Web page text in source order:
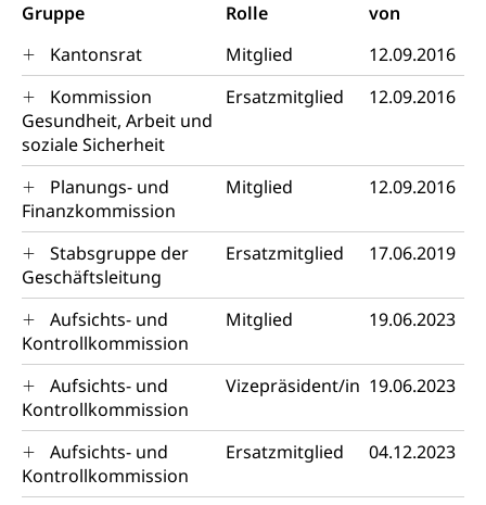
Gruppe
Rolle
von
Kantonsrat
Mitglied
12.09.2016
Kommission
Gesundheit, Arbeit und
soziale Sicherheit
Ersatzmitglied 12.09.2016
Planungs- und
Finanzkommission
Mitglied 12.09.2016
Stabsgruppe der
Geschäftsleitung
Ersatzmitglied 17.06.2019
Aufsichts- und
Kontrollkommission
Mitglied 19.06.2023
Aufsichts- und
Kontrollkommission
Vizepräsident/in 19.06.2023
Aufsichts- und
Kontrollkommission
Ersatzmitglied 04.12.2023
Abfall
Abfallentsorgung, Kehrichtabfuhr, Müllabfuhr
Abfall und Entsorgung
Gemeindeverbände für Abfallentsorgung
Boden, Natur und Landschaft
Bodenschutz, Landschaftsschutz, Gewässerschutz,
Naturschutz, Umweltschutz
Natur (Dienststelle Landwirtschaft und
Wald)
Natur- und Lanschaftsschutz (GEO-Portal
rawi)
Boden
Chemie und Gifte
Giftabfälle, Giftmüll, Schadstoffe, Giftstoffe, Störfall
Sonderabfälle und Gifte (Umweltberatung
Luzern)
Eigentum
Liegenschaft, Immobilie, Grundstück
ÖREB-Kataster
Grundeigentümerabfrage
Energie
Strom, Energieversorgung, Stromversorgung,
Energieverbrauch, Stromverbrauch, Energiequelle,
Windenergie, Wasserkraft, Sonnenenergie, fossile
Energie, erneuerbare Energie, Biomasse